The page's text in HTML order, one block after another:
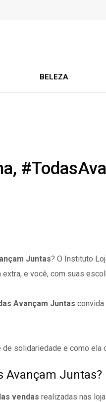
BELEZA
Juntas? O Instituto
e você, com suas
Avançam Juntas
solidariedade e como ela
Avançam Juntas?
vendas realizadas nas